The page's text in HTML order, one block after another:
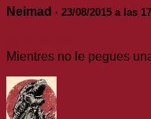
Neimad · 23/08/2015 a las
Mientres no le pegues